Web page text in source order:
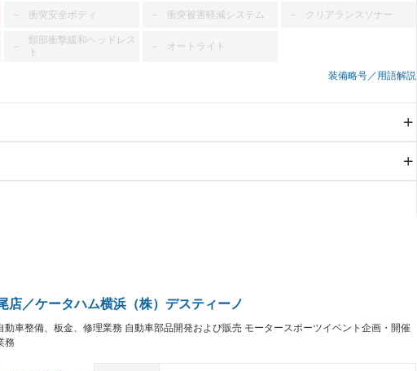
－ 衝突安全ボディ － 衝突被害軽減システム － クリアランスソナー
－
頸部衝撃緩和ヘッドレス
ト
－ オートライト
装備略号／用語解説
ロール
－ 展示・試乗車 － 電動格納ミラー
チェンジャー
－ HID(キセノンライト) － ポータブルナビ
－ エアロ － スマートキー － ローダウン
／ケータハム横浜（株）デスティーノ
動車整備、板金、修理業務 自動車部品開発および販売 モータースポーツイベント企画・開催
務